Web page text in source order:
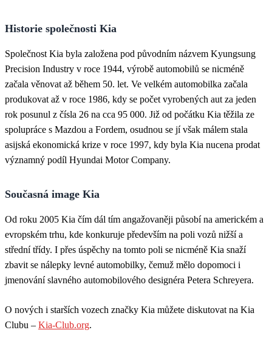
Historie společnosti Kia
Společnost Kia byla založena pod původním názvem Kyungsung
Precision Industry v roce 1944, výrobě automobilů se nicméně
začala věnovat až během 50. let. Ve velkém automobilka začala
produkovat až v roce 1986, kdy se počet vyrobených aut za jeden
rok posunul z čísla 26 na cca 95 000. Již od počátku Kia těžila ze
spolupráce s Mazdou a Fordem, osudnou se jí však málem stala
asijská ekonomická krize v roce 1997, kdy byla Kia nucena prodat
významný podíl Hyundai Motor Company.
Současná image Kia
Od roku 2005 Kia čím dál tím angažovaněji působí na americkém a
evropském trhu, kde konkuruje především na poli vozů nižší a
střední třídy. I přes úspěchy na tomto poli se nicméně Kia snaží
zbavit se nálepky levné automobilky, čemuž mělo dopomoci i
jmenování slavného automobilového designéra Petera Schreyera.
O nových i starších vozech značky Kia můžete diskutovat na Kia
Clubu – Kia-Club.org.